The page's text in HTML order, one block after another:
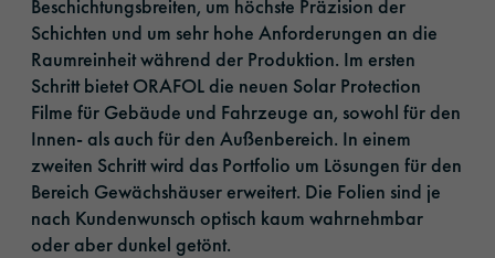
Beschichtungsbreiten, um höchste Präzision der
Schichten und um sehr hohe Anforderungen an die
Raumreinheit während der Produktion. Im ersten
Schritt bietet ORAFOL die neuen Solar Protection
Filme für Gebäude und Fahrzeuge an, sowohl für den
Innen- als auch für den Außenbereich. In einem
zweiten Schritt wird das Portfolio um Lösungen für den
Bereich Gewächshäuser erweitert. Die Folien sind je
nach Kundenwunsch optisch kaum wahrnehmbar
oder aber dunkel getönt.